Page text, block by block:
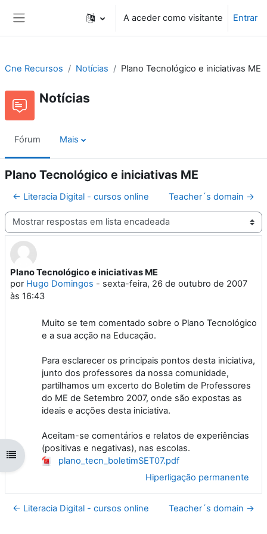
A aceder como visitante Entrar
Abrir índice da disciplina
Cne Recursos Notícias Plano Tecnológico e iniciativas ME
Notícias
Fórum Mais
Plano Tecnológico e iniciativas ME
← Literacia Digital - cursos online Teacher´s domain →
Modo de visualização
Plano Tecnológico e iniciativas ME
por Hugo Domingos - sexta-feira, 26 de outubro de 2007
às 16:43
Número de respostas: 0
Muito se tem comentado sobre o Plano Tecnológico
e a sua acção na Educação.
Para esclarecer os principais pontos desta iniciativa,
junto dos professores da nossa comunidade,
partilhamos um excerto do Boletim de Professores
do ME de Setembro 2007, onde são expostas as
ideais e acções desta iniciativa.
Aceitam-se comentários e relatos de experiências
(positivas e negativas), nas escolas.
plano_tecn_boletimSET07.pdf
Hiperligação permanente
← Literacia Digital - cursos online Teacher´s domain →